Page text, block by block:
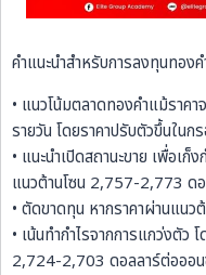
คำแนะนำสำหรับการลงทุนทองค
• แนวโน้มตลาดทองคำแม้ราค
รายวัน โดยราคาปรับตัวขึ้นในก
• แนะนำเปิดสถานะขาย เพื่อเก็
แนวต้านโซน 2,757-2,773 ด
• ตัดขาดทุน หากราคาผ่านแน
• เน้นทำกำไรจากการแกว่งตัว
2,724-2,703 ดอลลาร์ต่อออ